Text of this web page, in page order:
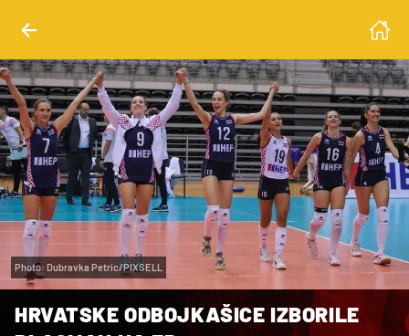
Photo: Dubravka Petric/PIXSELL
HRVATSKE ODBOJKAŠICE IZBORILE